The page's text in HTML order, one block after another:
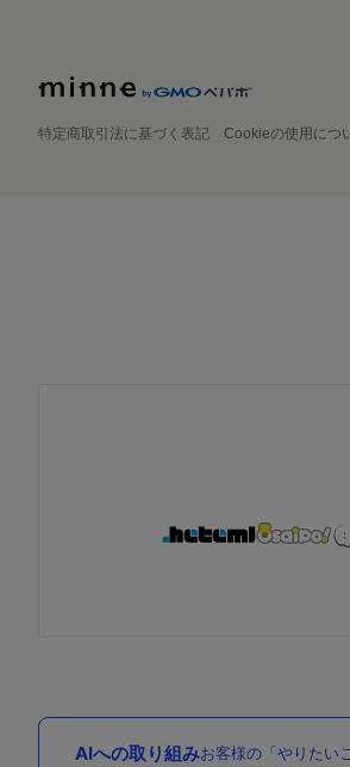
特定商取引法に基づく表記 Cookieの使用につ
AIへの取り組みお客様の「やりたい